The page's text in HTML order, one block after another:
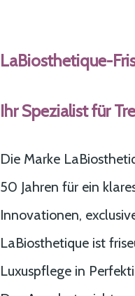
LaBiosthetique-
Ihr Spezialist für
Die Marke
50 Jahren für ein
Innovationen,
LaBiosthetique ist
Luxuspflege in